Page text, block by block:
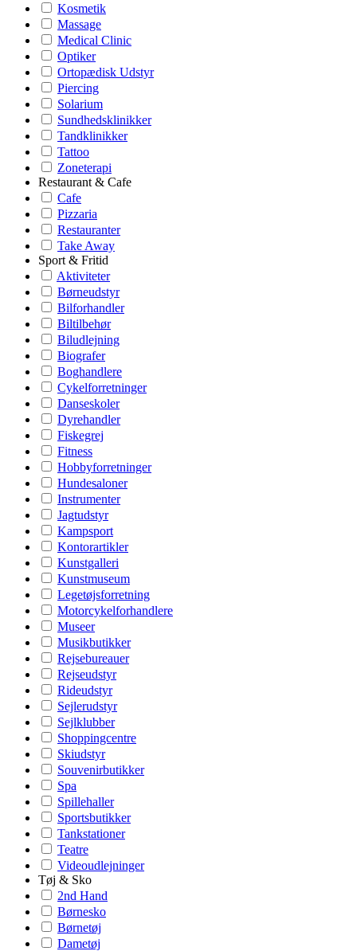
Kosmetik
Massage
Medical Clinic
Optiker
Ortopædisk Udstyr
Piercing
Solarium
Sundhedsklinikker
Tandklinikker
Tattoo
Zoneterapi
Restaurant & Cafe
Cafe
Pizzaria
Restauranter
Take Away
Sport & Fritid
Aktiviteter
Børneudstyr
Bilforhandler
Biltilbehør
Biludlejning
Biografer
Boghandlere
Cykelforretninger
Danseskoler
Dyrehandler
Fiskegrej
Fitness
Hobbyforretninger
Hundesaloner
Instrumenter
Jagtudstyr
Kampsport
Kontorartikler
Kunstgalleri
Kunstmuseum
Legetøjsforretning
Motorcykelforhandlere
Museer
Musikbutikker
Rejsebureauer
Rejseudstyr
Rideudstyr
Sejlerudstyr
Sejlklubber
Shoppingcentre
Skiudstyr
Souvenirbutikker
Spa
Spillehaller
Sportsbutikker
Tankstationer
Teatre
Videoudlejninger
Tøj & Sko
2nd Hand
Børnesko
Børnetøj
Dametøj